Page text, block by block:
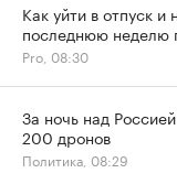
Как уйти в отпуск и
последнюю неделю
Pro, 08:30
За ночь над
200 дронов
Политика, 08:29